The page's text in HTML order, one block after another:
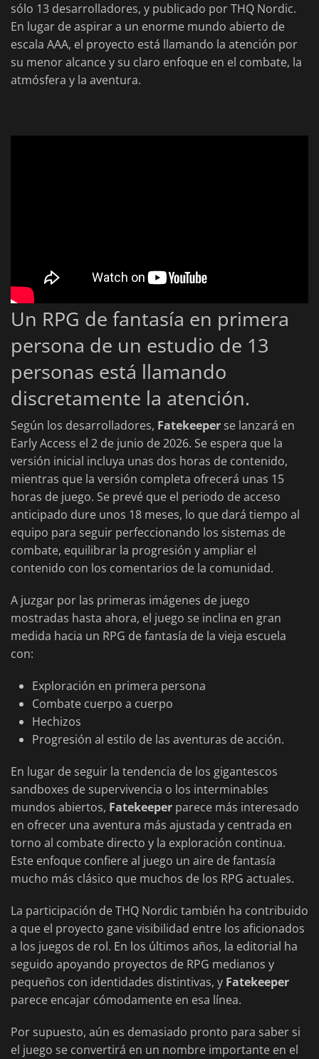
sólo 13 desarrolladores, y publicado por THQ Nordic.
En lugar de aspirar a un enorme mundo abierto de
escala AAA, el proyecto está llamando la atención por
su menor alcance y su claro enfoque en el combate, la
atmósfera y la aventura.
Un RPG de fantasía en primera
persona de un estudio de 13
personas está llamando
discretamente la atención.
Según los desarrolladores, Fatekeeper se lanzará en
Early Access el 2 de junio de 2026. Se espera que la
versión inicial incluya unas dos horas de contenido,
mientras que la versión completa ofrecerá unas 15
horas de juego. Se prevé que el periodo de acceso
anticipado dure unos 18 meses, lo que dará tiempo al
equipo para seguir perfeccionando los sistemas de
combate, equilibrar la progresión y ampliar el
contenido con los comentarios de la comunidad.
A juzgar por las primeras imágenes de juego
mostradas hasta ahora, el juego se inclina en gran
medida hacia un RPG de fantasía de la vieja escuela
con:
Exploración en primera persona
Combate cuerpo a cuerpo
Hechizos
Progresión al estilo de las aventuras de acción.
En lugar de seguir la tendencia de los gigantescos
sandboxes de supervivencia o los interminables
mundos abiertos, Fatekeeper parece más interesado
en ofrecer una aventura más ajustada y centrada en
torno al combate directo y la exploración continua.
Este enfoque confiere al juego un aire de fantasía
mucho más clásico que muchos de los RPG actuales.
La participación de THQ Nordic también ha contribuido
a que el proyecto gane visibilidad entre los aficionados
a los juegos de rol. En los últimos años, la editorial ha
seguido apoyando proyectos de RPG medianos y
pequeños con identidades distintivas, y Fatekeeper
parece encajar cómodamente en esa línea.
Por supuesto, aún es demasiado pronto para saber si
el juego se convertirá en un nombre importante en el